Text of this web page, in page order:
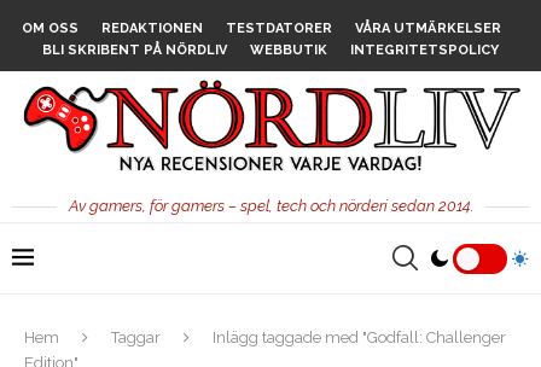
OM OSS REDAKTIONEN TESTDATORER
VÅRA UTMÄRKELSER
BLI SKRIBENT PÅ NÖRDLIV
WEBBUTIK INTEGRITETSPOLICY
Av gamers, för gamers – spel, tech och nörderi sedan 2014.
Hem Taggar
Inlägg taggade med "Godfall: Challenger
Edition"